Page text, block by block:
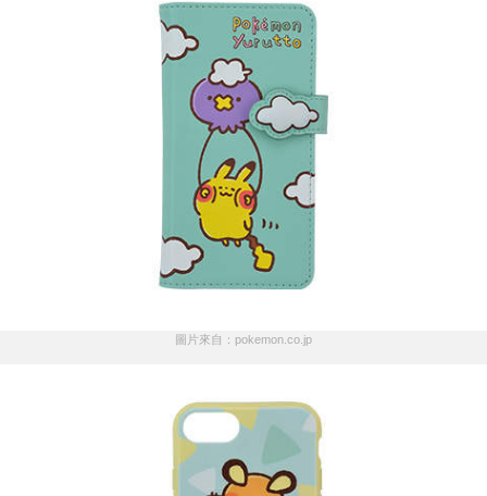
圖片來自：pokemon.co.jp